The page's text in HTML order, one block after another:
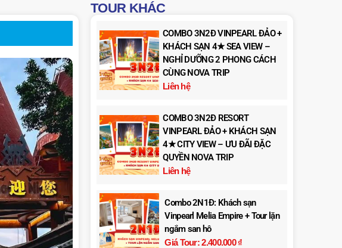
TOUR KHÁC
COMBO 3N2Đ VINPEARL ĐẢO +
KHÁCH SẠN 4★ SEA VIEW –
NGHỈ DƯỠNG 2 PHONG CÁCH
CÙNG NOVA TRIP
Liên hệ
COMBO 3N2Đ RESORT
VINPEARL ĐẢO + KHÁCH SẠN
4★ CITY VIEW – ƯU ĐÃI ĐẶC
QUYỀN NOVA TRIP
Liên hệ
Combo 2N1Đ: Khách sạn
Vinpearl Melia Empire + Tour lặn
ngắm san hô
Giá Tour:2.400.000₫